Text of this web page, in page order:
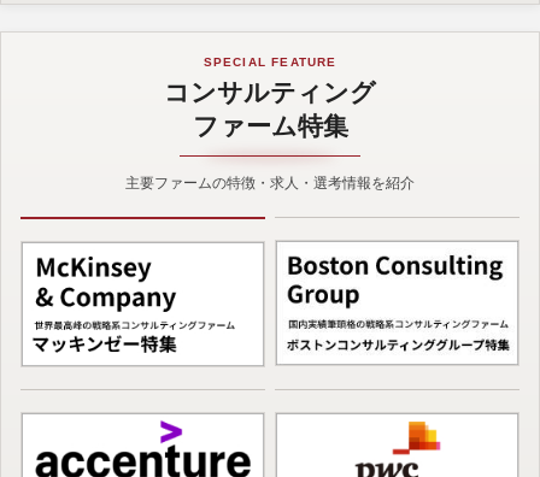
SPECIAL FEATURE
コンサルティング
ファーム特集
主要ファームの特徴・求人・選考情報を紹介